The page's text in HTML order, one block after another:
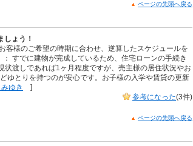
ページの先頭へ戻る
ょう！
客様のご希望の時期に合わせ、逆算したスケジュールを
すでに建物が完成しているため、住宅ローンの手続き
渡しであれば1ヶ月程度ですが、売主様の居住状況やお
ゆとりを持つのが安心です。お子様の入学や賃貸の更新
ゆき
]
参考になった(3件)
ページの先頭へ戻る